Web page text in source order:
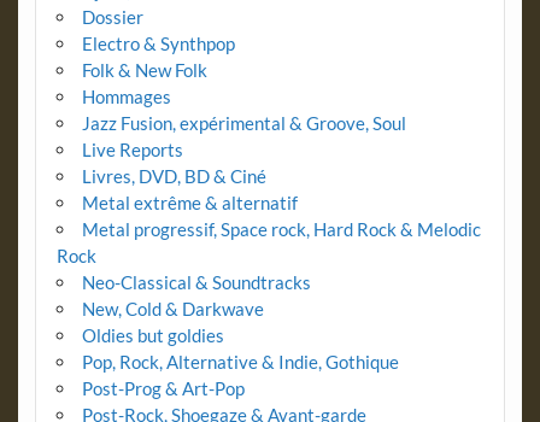
Dossier
Electro & Synthpop
Folk & New Folk
Hommages
Jazz Fusion, expérimental & Groove, Soul
Live Reports
Livres, DVD, BD & Ciné
Metal extrême & alternatif
Metal progressif, Space rock, Hard Rock & Melodic
Rock
Neo-Classical & Soundtracks
New, Cold & Darkwave
Oldies but goldies
Pop, Rock, Alternative & Indie, Gothique
Post-Prog & Art-Pop
Post-Rock, Shoegaze & Avant-garde